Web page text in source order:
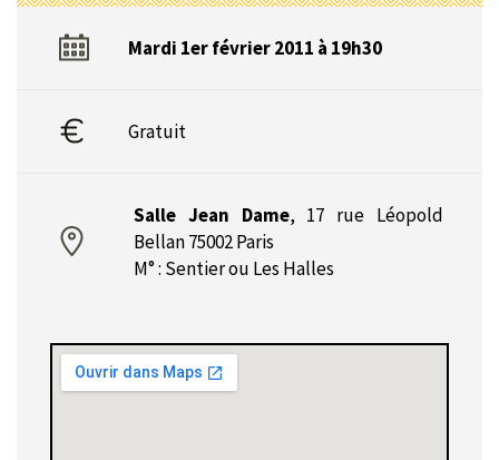
Mardi 1er février 2011 à 19h30
Gratuit
Salle Jean Dame, 17 rue Léopold
Bellan 75002 Paris
M° : Sentier ou Les Halles